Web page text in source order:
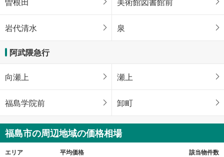
岩代清水 泉
阿武隈急行
向瀬上 瀬上
福島学院前 卸町
福島市の周辺地域の価格相場
エリア 平均価格 該当物件数